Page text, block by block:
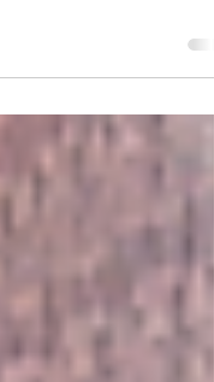
Palacio Del Partal et